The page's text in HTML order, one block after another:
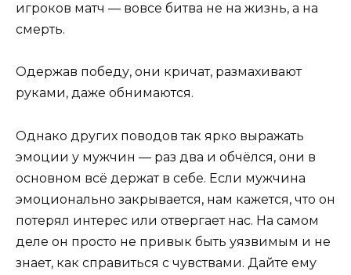
игроков матч — вовсе битва не на жизнь, а на
смерть.
Одержав победу, они кричат, размахивают
руками, даже обнимаются.
Однако других поводов так ярко выражать
эмоции у мужчин — раз два и обчёлся, они в
основном всё держат в себе. Если мужчина
эмоционально закрывается, нам кажется, что он
потерял интерес или отвергает нас. На самом
деле он просто не привык быть уязвимым и не
знает, как справиться с чувствами. Дайте ему